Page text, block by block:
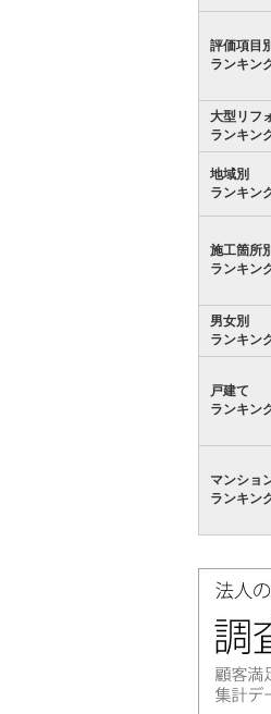
評価項目
ランキン
大型リフ
ランキン
地域別
ランキン
施工箇所
ランキン
男女別
ランキン
戸建て
ランキン
マンショ
ランキン